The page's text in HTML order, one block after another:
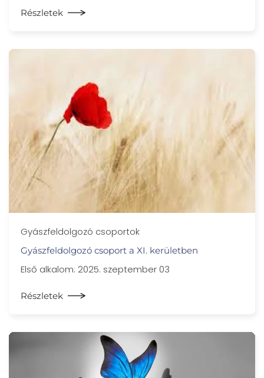
Részletek
Gyászfeldolgozó csoportok
Gyászfeldolgozó csoport a XI. kerületben
Első alkalom: 2025. szeptember 03
Részletek